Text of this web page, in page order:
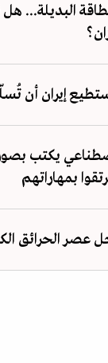
البديلة...
إيران أن
يكتب
بمهاراتهم
عصر الحرائق